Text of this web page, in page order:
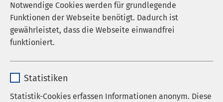
Notwendige Cookies werden für grundlegende
Funktionen der Webseite benötigt. Dadurch ist
gewährleistet, dass die Webseite einwandfrei
funktioniert.
Anbieter sgalinski
Statistiken
Statistik-Cookies erfassen Informationen anonym. Diese